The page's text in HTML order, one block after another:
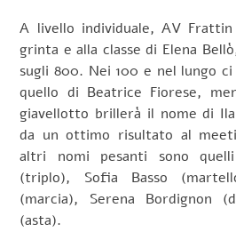
A livello individuale, AV
grinta e alla classe di Elena
sugli 800. Nei 100 e nel lungo
quello di Beatrice Fiorese,
giavellotto brillerà il nome di
da un ottimo risultato al
altri nomi pesanti sono
(triplo), Sofia Basso
(marcia), Serena Bordignon
(asta).